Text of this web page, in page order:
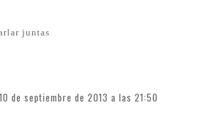
juntas
10 de septiembre de 2013 a las 21:50